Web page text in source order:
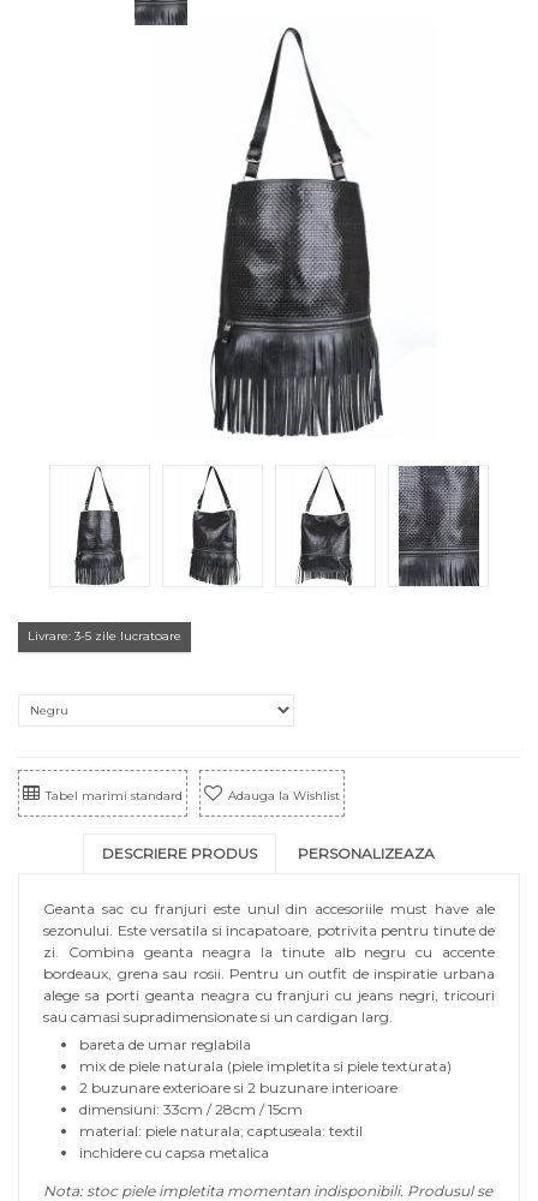
Livrare: 3-5 zile lucratoare
Tabel marimi standard Adauga la Wishlist
DESCRIERE PRODUS PERSONALIZEAZA
Geanta sac cu franjuri este unul din accesoriile must have ale
sezonului. Este versatila si incapatoare, potrivita pentru tinute de
zi. Combina geanta neagra la tinute alb negru cu accente
bordeaux, grena sau rosii. Pentru un outfit de inspiratie urbana
alege sa porti geanta neagra cu franjuri cu jeans negri, tricouri
sau camasi supradimensionate si un cardigan larg.
bareta de umar reglabila
mix de piele naturala (piele impletita si piele texturata)
2 buzunare exterioare si 2 buzunare interioare
dimensiuni: 33cm / 28cm / 15cm
material: piele naturala; captuseala: textil
inchidere cu capsa metalica
Nota: stoc piele impletita momentan indisponibili. Produsul se